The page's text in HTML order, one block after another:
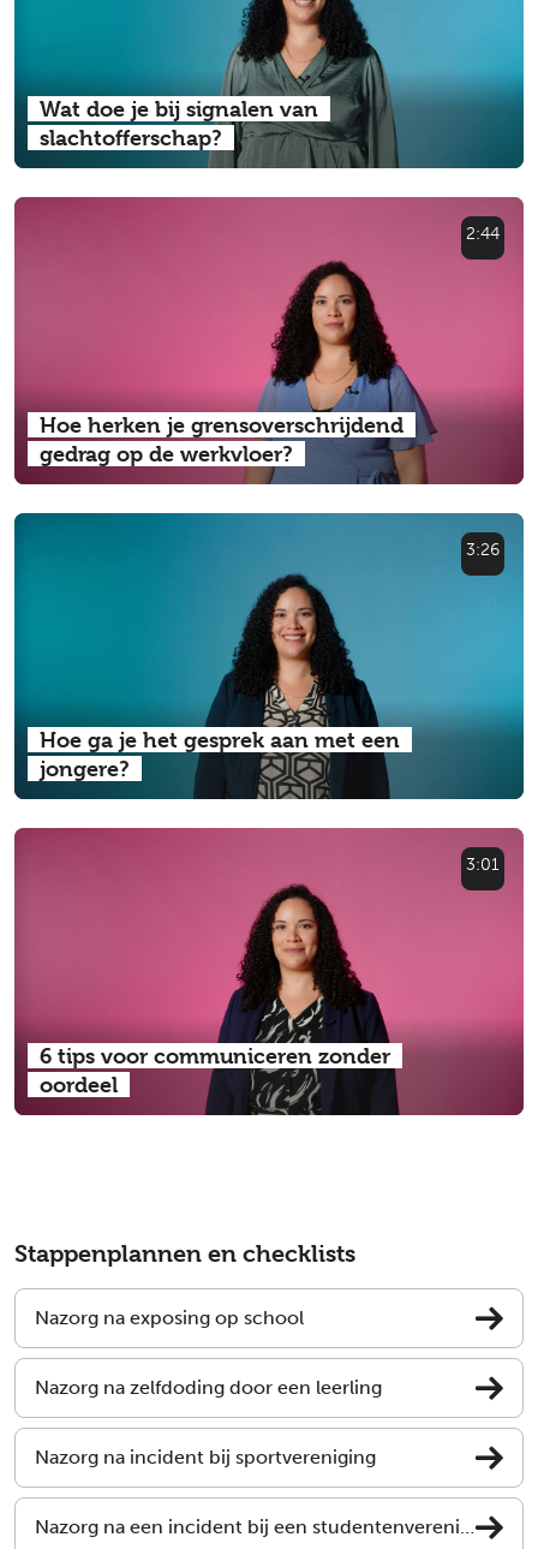
Wat doe je bij signalen van
slachtofferschap?
2:44
Hoe herken je grensoverschrijdend
gedrag op de werkvloer?
3:26
Hoe ga je het gesprek aan met een
jongere?
3:01
6 tips voor communiceren zonder
oordeel
Stappenplannen en checklists
Nazorg na exposing op school
Nazorg na zelfdoding door een leerling
Nazorg na incident bij sportvereniging